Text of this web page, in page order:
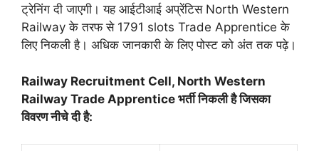
ट्रेनिंग दी जाएगी। यह आईटीआई अप्रेंटिस North Western
Railway के तरफ से 1791 slots Trade Apprentice के
लिए निकली है। अधिक जानकारी के लिए पोस्ट को अंत तक पढ़े।
Railway Recruitment Cell, North Western
Railway Trade Apprentice भर्ती निकली है जिसका
विवरण नीचे दी है: